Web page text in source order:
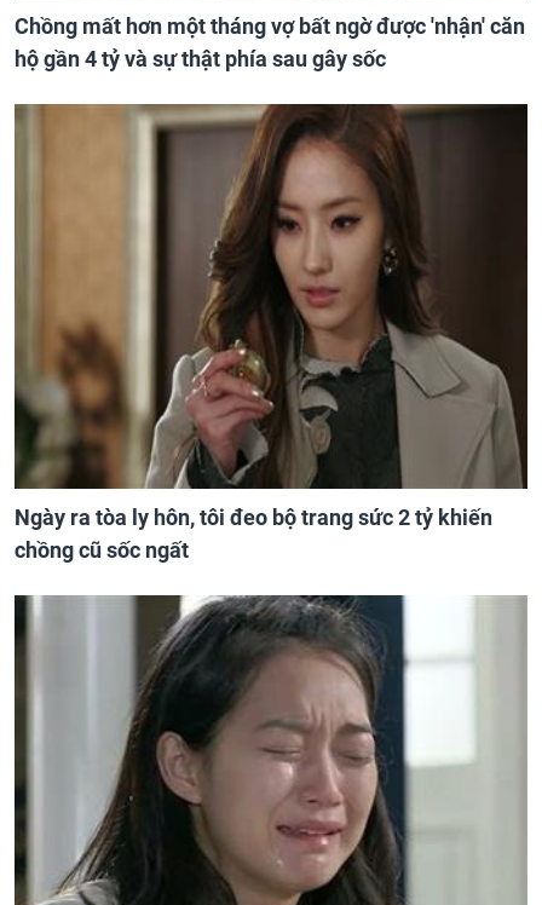
Chồng mất hơn một tháng vợ bất ngờ được 'nhận' căn
hộ gần 4 tỷ và sự thật phía sau gây sốc
Ngày ra tòa ly hôn, tôi đeo bộ trang sức 2 tỷ khiến
chồng cũ sốc ngất